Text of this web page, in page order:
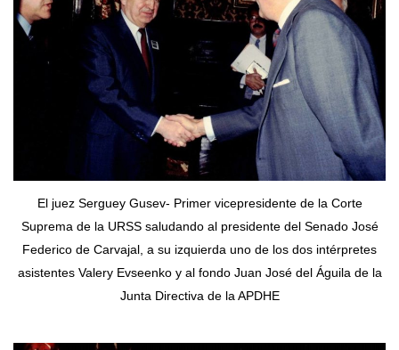
El juez Serguey Gusev- Primer vicepresidente de la Corte
Suprema de la URSS saludando al presidente del Senado José
Federico de Carvajal, a su izquierda uno de los dos intérpretes
asistentes Valery Evseenko y al fondo Juan José del Águila de la
Junta Directiva de la APDHE